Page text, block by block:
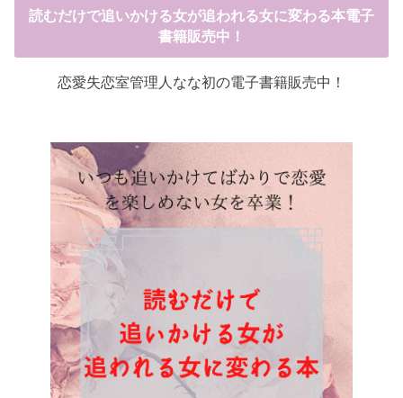
読むだけで追いかける女が追われる女に変わる本電子
書籍販売中！
恋愛失恋室管理人なな初の電子書籍販売中！